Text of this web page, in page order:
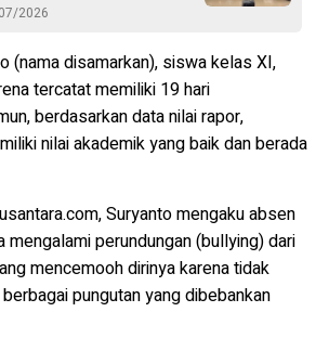
2026
(nama disamarkan), siswa kelas XI,
tercatat memiliki 19 hari
berdasarkan data nilai rapor,
nilai akademik yang baik dan berada
Suryantomengaku absen
mengalami perundungan (bullying) dari
mencemooh dirinya karena tidak
pungutan yang dibebankan